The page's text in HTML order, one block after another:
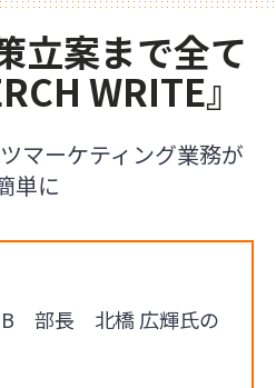
立案まで全て
WRITE』
マーケティング業務が
単に
B 部長 北橋 広輝氏の